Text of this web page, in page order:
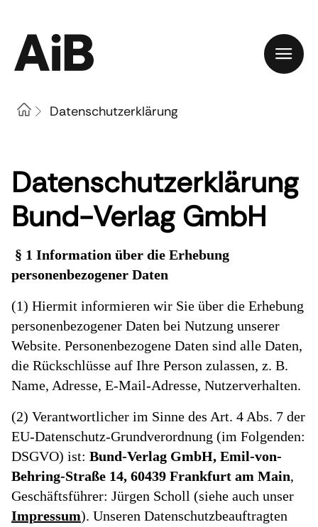
HomeDatenschutzerklärung
Datenschutzerklärung
Bund-Verlag GmbH
§ 1 Information über die Erhebung
personenbezogener Daten
(1) Hiermit informieren wir Sie über die Erhebung
personenbezogener Daten bei Nutzung unserer
Website. Personenbezogene Daten sind alle Daten,
die Rückschlüsse auf Ihre Person zulassen, z. B.
Name, Adresse, E-Mail-Adresse, Nutzerverhalten.
(2) Verantwortlicher im Sinne des Art. 4 Abs. 7 der
EU-Datenschutz-Grundverordnung (im Folgenden:
DSGVO) ist: Bund-Verlag GmbH, Emil-von-
Behring-Straße 14, 60439 Frankfurt am Main,
Geschäftsführer: Jürgen Scholl (siehe auch unser
Impressum). Unseren Datenschutzbeauftragten